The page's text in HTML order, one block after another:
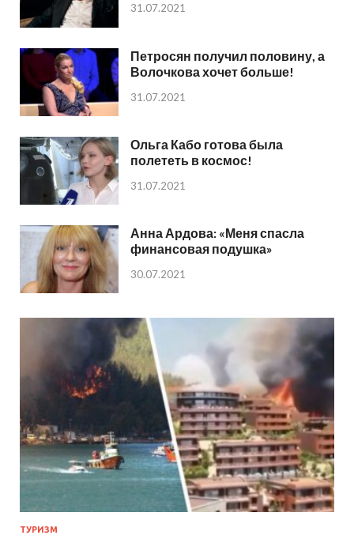
31.07.2021
Петросян получил половину, а
Волочкова хочет больше!
31.07.2021
Ольга Кабо готова была
полететь в космос!
31.07.2021
Анна Ардова: «Меня спасла
финансовая подушка»
30.07.2021
ТУРИЗМ